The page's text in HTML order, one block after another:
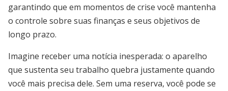
garantindo que em momentos de crise você mantenha
o controle sobre suas finanças e seus objetivos de
longo prazo.
Imagine receber uma notícia inesperada: o aparelho
que sustenta seu trabalho quebra justamente quando
você mais precisa dele. Sem uma reserva, você pode se